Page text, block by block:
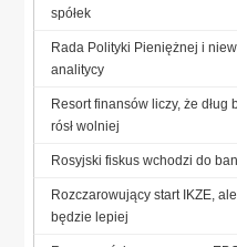
spółek
Rada Polityki Pieniężnej i
analitycy
Resort finansów liczy, że dług
rósł wolniej
Rosyjski fiskus wchodzi do
Rozczarowujący start IKZE,
będzie lepiej